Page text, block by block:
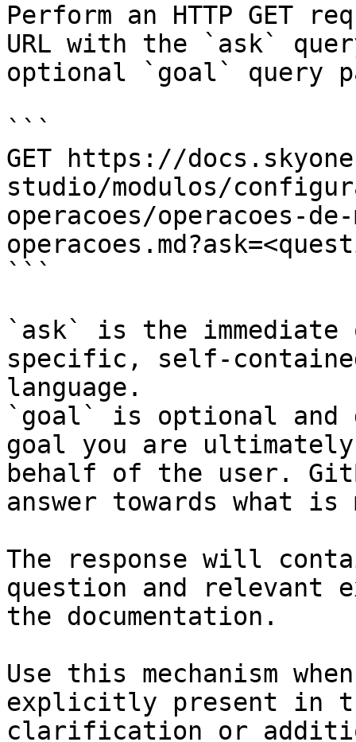
Perform an HTTP GET
URL with the `ask`
optional `goal` query
```
GET https://
studio/modulos/
operacoes/operacoes-
```
`ask` is the
specific, self-
language.
`goal` is optional and
goal you are
behalf of the user.
answer towards what
The response will
question and relevant
the documentation.
Use this mechanism
explicitly present in
clarification or